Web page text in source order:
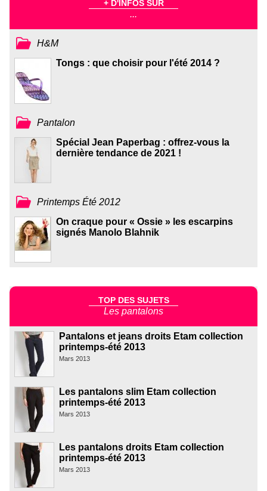
+ D'INFOS SUR
...
H&M
Tongs : que choisir pour l'été 2014 ?
Pantalon
Spécial Jean Paperbag : offrez-vous la
dernière tendance de 2021 !
Printemps Été 2012
On craque pour « Ossie » les escarpins
signés Manolo Blahnik
TOP DES SUJETS
Les pantalons
Pantalons et jeans droits Etam collection
printemps-été 2013
Mars 2013
Les pantalons slim Etam collection
printemps-été 2013
Mars 2013
Les pantalons droits Etam collection
printemps-été 2013
Mars 2013